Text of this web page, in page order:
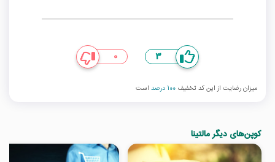
3
0
میزان رضایت از این کد تخفیف 100 درصد است
کوپن‌های دیگر مالتینا